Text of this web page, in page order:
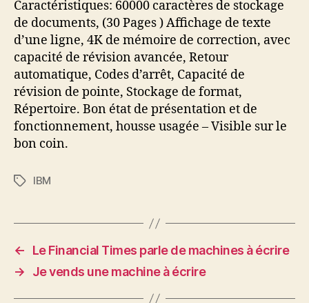
Caractéristiques: 60000 caractères de stockage
de documents, (30 Pages ) Affichage de texte
d’une ligne, 4K de mémoire de correction, avec
capacité de révision avancée, Retour
automatique, Codes d’arrêt, Capacité de
révision de pointe, Stockage de format,
Répertoire. Bon état de présentation et de
fonctionnement, housse usagée – Visible sur le
bon coin.
Étiquettes
IBM
←
Le Financial Times parle de machines à écrire
→
Je vends une machine à écrire